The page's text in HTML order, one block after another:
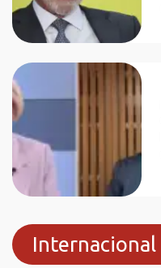
Internacional